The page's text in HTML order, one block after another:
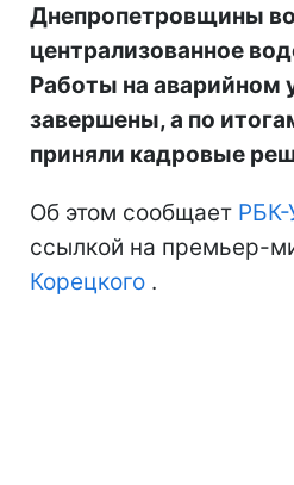
Днепропетровщины
централизованное
Работы на аварийном
завершены, а по
приняли кадровые
Об этом сообщает РБК-
ссылкой на премьер-
Корецкого .